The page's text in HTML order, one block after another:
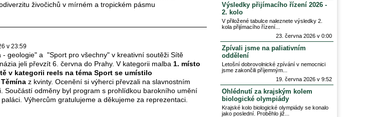
živočichů v mírném a tropickém pásmu
v 23:59
geologie" a "Sport pro všechny" v kreativní soutěži Sítě
jeli převzít 6. června do Prahy. V kategorii malba 1. místo
v kategorii reels na téma Sport se umístilo
z kvinty. Ocenění si výherci převzali na slavnostním
Součástí odměny byl program s prohlídkou barokního umění
Výhercům gratulujeme a děkujeme za reprezentaci.
Výsledky přijímacího řízení 2026 -
2. kolo
V přiložené tabulce naleznete výsledky 2.
kola přijímacího řízení
23. června 2026 v 0:00
Zpívali jsme na paliativním
oddělení
Letošní dobrovolnické zpívání v nemocnici
jsme zakončili příjemným
19. června 2026 v 9:52
Ohlédnutí za krajským kolem
biologické olympiády
Krajské kolo biologické olympiády se konalo
jako poslední. Proběhlo již